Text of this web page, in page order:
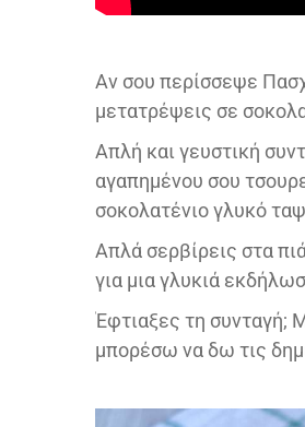
Αν σου περίσσεψε
μετατρέψεις σε
Απλή και γευστική
αγαπημένου σου
σοκολατένιο γλυκό
Απλά σερβίρεις στα
για μια γλυκιά
Έφτιαξες τη συνταγή;
μπορέσω να δω τις